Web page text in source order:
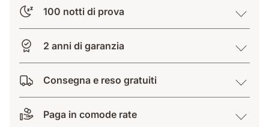
100 notti di prova
2 anni di garanzia
Consegna e reso gratuiti
Paga in comode rate